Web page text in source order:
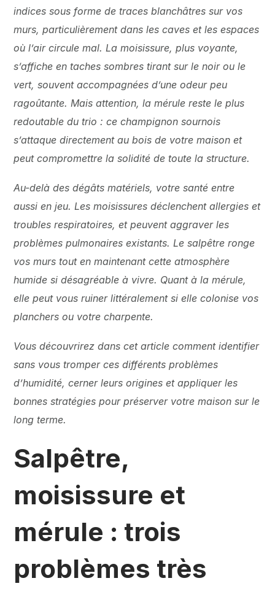
indices sous forme de traces blanchâtres sur vos
murs, particulièrement dans les caves et les espaces
où l’air circule mal. La moisissure, plus voyante,
s’affiche en taches sombres tirant sur le noir ou le
vert, souvent accompagnées d’une odeur peu
ragoûtante. Mais attention, la mérule reste le plus
redoutable du trio : ce champignon sournois
s’attaque directement au bois de votre maison et
peut compromettre la solidité de toute la structure.
Au-delà des dégâts matériels, votre santé entre
aussi en jeu. Les moisissures déclenchent allergies et
troubles respiratoires, et peuvent aggraver les
problèmes pulmonaires existants. Le salpêtre ronge
vos murs tout en maintenant cette atmosphère
humide si désagréable à vivre. Quant à la mérule,
elle peut vous ruiner littéralement si elle colonise vos
planchers ou votre charpente.
Vous découvrirez dans cet article comment identifier
sans vous tromper ces différents problèmes
d’humidité, cerner leurs origines et appliquer les
bonnes stratégies pour préserver votre maison sur le
long terme.
Salpêtre,
moisissure et
mérule : trois
problèmes très